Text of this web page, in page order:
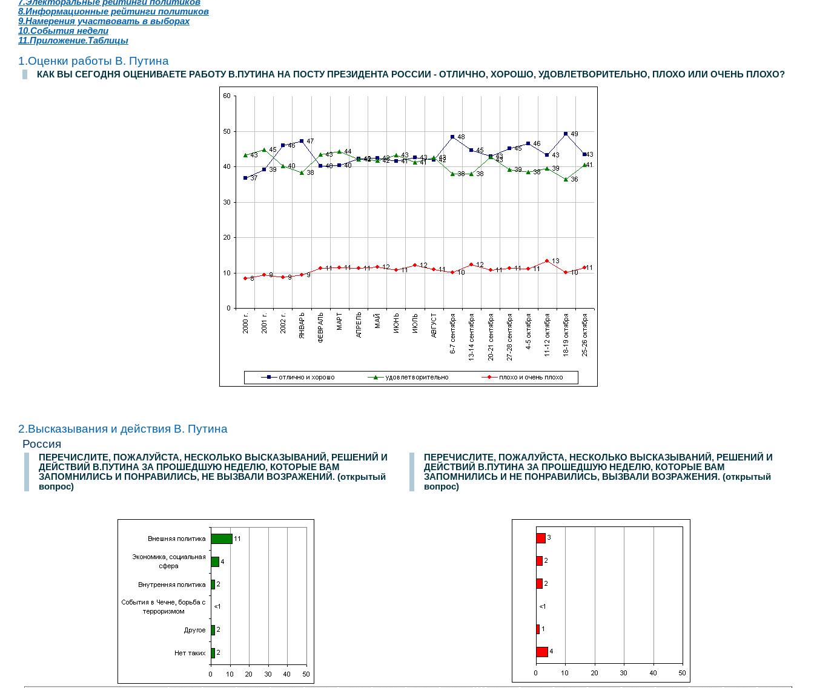
8.Информационные рейтинги политиков
9.Намерения участвовать в выборах
10.События недели
11.Приложение.Таблицы
1.Оценки работы В. Путина
КАК ВЫ СЕГОДНЯ ОЦЕНИВАЕТЕ РАБОТУ В.ПУТИНА НА ПОСТУ ПРЕЗИДЕНТА РОССИИ - ОТЛИЧНО, ХОРОШО, УДОВЛЕТВОРИТЕЛЬНО, ПЛОХО ИЛИ ОЧЕНЬ ПЛОХО?
2.Высказывания и действия В. Путина
Россия
ПЕРЕЧИСЛИТЕ, ПОЖАЛУЙСТА, НЕСКОЛЬКО ВЫСКАЗЫВАНИЙ, РЕШЕНИЙ И
ДЕЙСТВИЙ В.ПУТИНА ЗА ПРОШЕДШУЮ НЕДЕЛЮ, КОТОРЫЕ ВАМ
ЗАПОМНИЛИСЬ И ПОНРАВИЛИСЬ, НЕ ВЫЗВАЛИ ВОЗРАЖЕНИЙ. (открытый
вопрос)
ПЕРЕЧИСЛИТЕ, ПОЖАЛУЙСТА, НЕСКОЛЬКО ВЫСКАЗЫВАНИЙ, РЕШЕНИЙ И
ДЕЙСТВИЙ В.ПУТИНА ЗА ПРОШЕДШУЮ НЕДЕЛЮ, КОТОРЫЕ ВАМ
ЗАПОМНИЛИСЬ И НЕ ПОНРАВИЛИСЬ, ВЫЗВАЛИ ВОЗРАЖЕНИЯ. (открытый
вопрос)